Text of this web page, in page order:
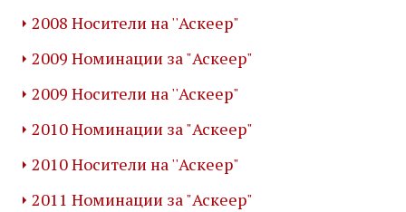
2008 Носители на ''Аскеер"
2009 Номинации за "Аскеер"
2009 Носители на ''Аскеер"
2010 Номинации за "Аскеер"
2010 Носители на ''Аскеер"
2011 Номинации за "Аскеер"